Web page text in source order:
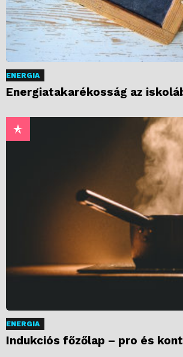
ENERGIA
Energiatakarékosság az
ENERGIA
Indukciós főzőlap – pro és